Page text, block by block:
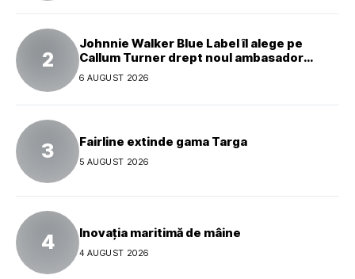
Johnnie Walker Blue Label îl alege pe
Callum Turner drept noul ambasador
global al mărcii
6 AUGUST 2026
Fairline extinde gama Targa
5 AUGUST 2026
Inovația maritimă de mâine
4 AUGUST 2026